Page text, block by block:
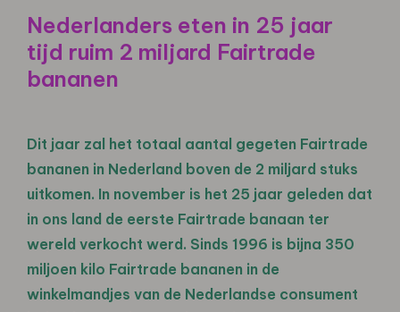
Nederlanders eten in 25 jaar
tijd ruim 2 miljard Fairtrade
bananen
Dit jaar zal het totaal aantal gegeten Fairtrade
bananen in Nederland boven de 2 miljard stuks
uitkomen. In november is het 25 jaar geleden dat
in ons land de eerste Fairtrade banaan ter
wereld verkocht werd. Sinds 1996 is bijna 350
miljoen kilo Fairtrade bananen in de
winkelmandjes van de Nederlandse consument